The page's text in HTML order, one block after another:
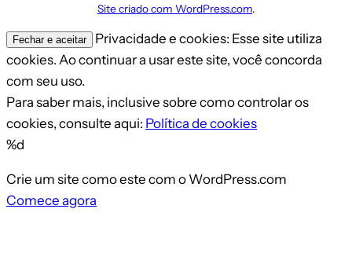
Site criado com WordPress.com.
Privacidade e cookies: Esse site utiliza
cookies. Ao continuar a usar este site, você concorda
com seu uso.
Para saber mais, inclusive sobre como controlar os
cookies, consulte aqui: Política de cookies
%d
Crie um site como este com o WordPress.com
Comece agora